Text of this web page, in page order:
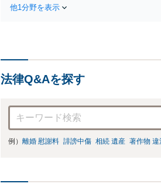
他1分野を表示
法律Q&Aを探す
例） 離婚 慰謝料 誹謗中傷 相続 遺産 著作物 違